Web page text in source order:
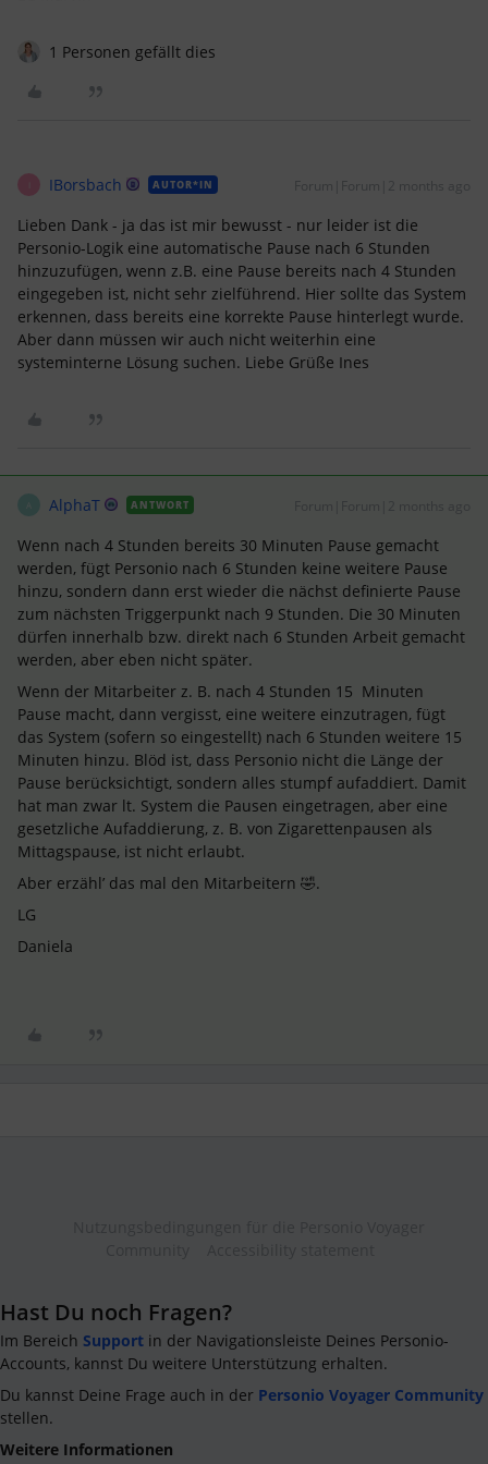
1 Personen gefällt dies
IBorsbach AUTOR*IN Forum|Forum|2 months ago
Lieben Dank - ja das ist mir bewusst - nur leider ist die
Personio-Logik eine automatische Pause nach 6 Stunden
hinzuzufügen, wenn z.B. eine Pause bereits nach 4 Stunden
eingegeben ist, nicht sehr zielführend. Hier sollte das System
erkennen, dass bereits eine korrekte Pause hinterlegt wurde.
Aber dann müssen wir auch nicht weiterhin eine
systeminterne Lösung suchen. Liebe Grüße Ines
AlphaT ANTWORT
Wenn nach 4 Stunden bereits 30 Minuten Pause gemacht
werden, fügt Personio nach 6 Stunden keine weitere Pause
hinzu, sondern dann erst wieder die nächst definierte Pause
zum nächsten Triggerpunkt nach 9 Stunden. Die 30 Minuten
dürfen innerhalb bzw. direkt nach 6 Stunden Arbeit gemacht
werden, aber eben nicht später.
Wenn der Mitarbeiter z. B. nach 4 Stunden 15 Minuten
Pause macht, dann vergisst, eine weitere einzutragen, fügt
das System (sofern so eingestellt) nach 6 Stunden weitere 15
Minuten hinzu. Blöd ist, dass Personio nicht die Länge der
Pause berücksichtigt, sondern alles stumpf aufaddiert. Damit
hat man zwar lt. System die Pausen eingetragen, aber eine
gesetzliche Aufaddierung, z. B. von Zigarettenpausen als
Mittagspause, ist nicht erlaubt.
Aber erzähl’ das mal den Mitarbeitern 🤣.
LG
Daniela
Hast Du noch Fragen?
Im Bereich Support in der Navigationsleiste Deines Personio-
Accounts, kannst Du weitere Unterstützung erhalten.
Du kannst Deine Frage auch in der Personio Voyager Community
stellen.
Weitere Informationen